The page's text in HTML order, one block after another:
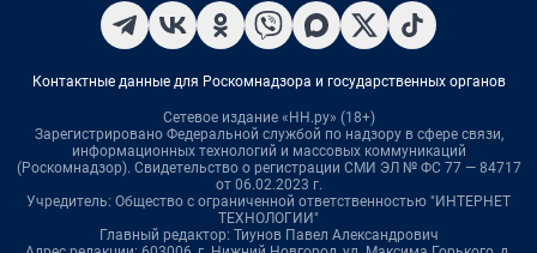
Контактные данные для Роскомнадзора и государственных органов
Сетевое издание «НН.ру» (18+)
Зарегистрировано Федеральной службой по надзору в сфере связи,
информационных технологий и массовых коммуникаций
(Роскомнадзор). Свидетельство о регистрации СМИ ЭЛ № ФС 77 — 84717
от 06.02.2023 г.
Учредитель: Общество с ограниченной ответственностью "ИНТЕРНЕТ
ТЕХНОЛОГИИ"
Главный редактор: Тиунов Павел Александрович